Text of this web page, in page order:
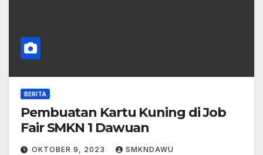
BERITA
Pembuatan Kartu Kuning di Job
Fair SMKN 1 Dawuan
OKTOBER 9, 2023 SMKNDAWU